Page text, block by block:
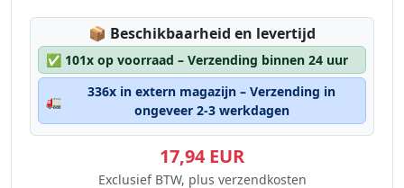
📦 Lagerstatus:
Beschikbaarheid en levertijd
✅ 101x op voorraad – Verzending binnen 24 uur
🚛
336x in extern magazijn – Verzending in
ongeveer 2-3 werkdagen
17,94 EUR
Exclusief BTW, plus verzendkosten